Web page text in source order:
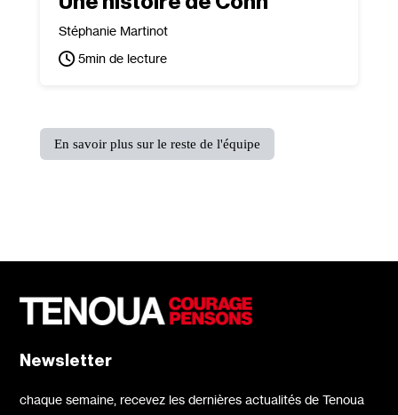
Stéphanie Martinot
5min de lecture
En savoir plus sur le reste de l'équipe
Newsletter
chaque semaine, recevez les dernières actualités de Tenoua